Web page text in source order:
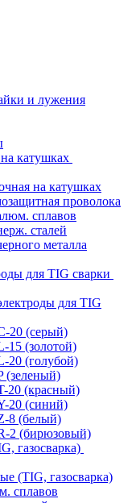
и лужения
катушках
на катушках
проволока
сплавов
сталей
металла
для TIG сварки
для TIG
(серый)
(золотой)
(голубой)
(красный)
(синий)
(белый)
(бирюзовый)
газосварка)
(TIG, газосварка)
сплавов